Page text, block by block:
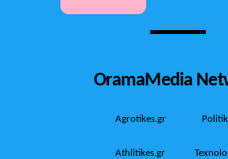
OramaMedia
Agrotikes.gr
Athlitikes.gr